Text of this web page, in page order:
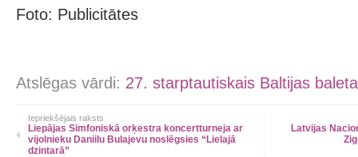
Foto: Publicitātes
Atslēgas vārdi: 27. starptautiskais Baltijas
Iepriekšējais raksts
Liepājas Simfoniskā orķestra koncertturneja ar
vijolnieku Daniilu Bulajevu noslēgsies “Lielajā
dzintarā”
Latvijas